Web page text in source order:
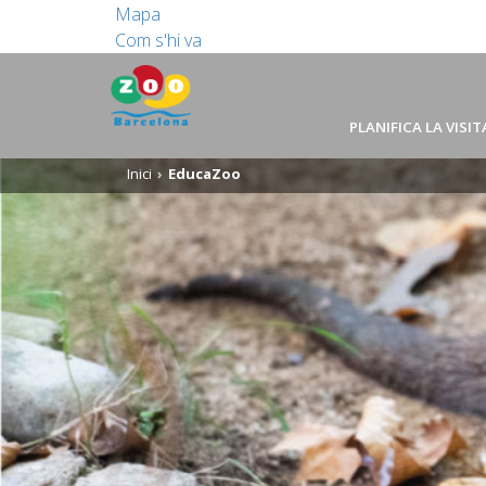
Mapa
Com s'hi va
PLANIFICA LA
Inici EducaZoo